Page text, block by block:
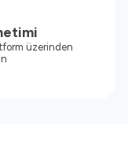
üzerinden